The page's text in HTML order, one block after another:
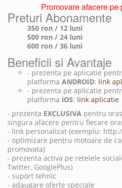
Promovare afacere pe
Preturi Abonamente
350 ron / 12 luni
500 ron / 24 luni
600 ron / 36 luni
Beneficii si Avantaje
- prezenta pe aplicatie
platforma ANDROID: link
- prezenta pe aplicatie
platforma iOS: link aplicatie
- prezenta EXCLUSIVA pentru
singura afacere pentru fiecare
- link personalizat (exemplu:
- optimizare pentru motoare de
promovata)
- prezenta activa pe retelele
Twitter, GooglePlus)
- suport tehnic
- adaugare oferte speciale